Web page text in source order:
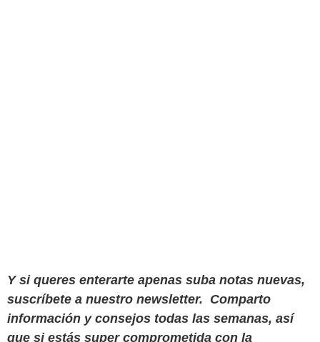
Y si queres enterarte apenas suba notas nuevas,
suscríbete a nuestro newsletter. Comparto
información y consejos todas las semanas, así
que si estás super comprometida con la